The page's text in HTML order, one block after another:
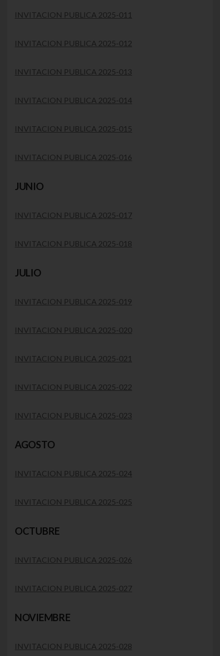
INVITACION PUBLICA 2025-011
INVITACION PUBLICA 2025-012
INVITACION PUBLICA 2025-013
INVITACION PUBLICA 2025-014
INVITACION PUBLICA 2025-015
INVITACION PUBLICA 2025-016
JUNIO
INVITACION PUBLICA 2025-017
INVITACION PUBLICA 2025-018
JULIO
INVITACION PUBLICA 2025-019
INVITACION PUBLICA 2025-020
INVITACION PUBLICA 2025-021
INVITACION PUBLICA 2025-022
INVITACION PUBLICA 2025-023
AGOSTO
INVITACION PUBLICA 2025-024
INVITACION PUBLICA 2025-025
OCTUBRE
INVITACION PUBLICA 2025-026
INVITACION PUBLICA 2025-027
NOVIEMBRE
INVITACION PUBLICA 2025-028